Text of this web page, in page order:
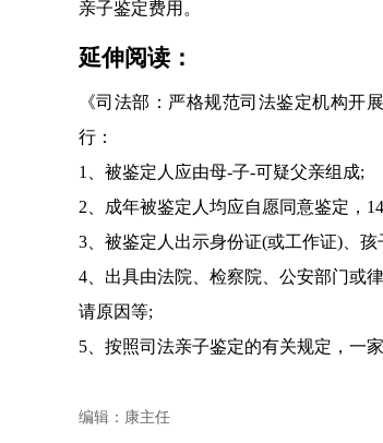
亲子鉴定费用。
延伸阅读：
《司法部：严格规范司法鉴定机构开
行：
1、被鉴定人应由母-子-可疑父亲组成;
2、成年被鉴定人均应自愿同意鉴定，
3、被鉴定人出示身份证(或工作证)、
4、出具由法院、检察院、公安部门或
请原因等;
5、按照司法亲子鉴定的有关规定，一
编辑：康主任